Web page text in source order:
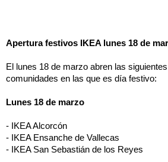
Apertura festivos IKEA lunes 18 de
El lunes 18 de marzo abren las
comunidades en las que es día festivo:
Lunes 18 de marzo
- IKEA Alcorcón
- IKEA Ensanche de Vallecas
- IKEA San Sebastián de los Reyes